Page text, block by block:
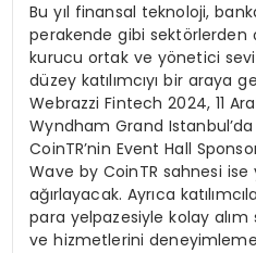
Bu yıl finansal teknoloji,
perakende gibi sektörlerden
kurucu ortak ve yönetici
düzey katılımcıyı bir araya
Webrazzi Fintech 2024, 11
Wyndham Grand
CoinTR’nin Event Hall
Wave by CoinTR sahnesi
ağırlayacak. Ayrıca
para yelpazesiyle kolay alım
ve hizmetlerini deneyimleme